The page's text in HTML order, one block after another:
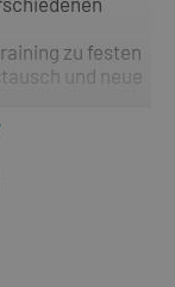
zu festen
und neue